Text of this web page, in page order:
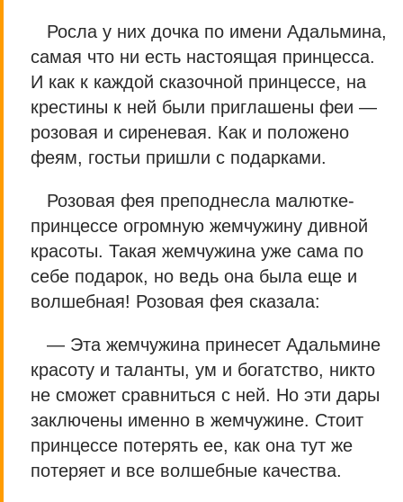
Росла у них дочка по имени Адальмина,
самая что ни есть настоящая принцесса.
И как к каждой сказочной принцессе, на
крестины к ней были приглашены феи —
розовая и сиреневая. Как и положено
феям, гостьи пришли с подарками.
Розовая фея преподнесла малютке-
принцессе огромную жемчужину дивной
красоты. Такая жемчужина уже сама по
себе подарок, но ведь она была еще и
волшебная! Розовая фея сказала:
— Эта жемчужина принесет Адальмине
красоту и таланты, ум и богатство, никто
не сможет сравниться с ней. Но эти дары
заключены именно в жемчужине. Стоит
принцессе потерять ее, как она тут же
потеряет и все волшебные качества.